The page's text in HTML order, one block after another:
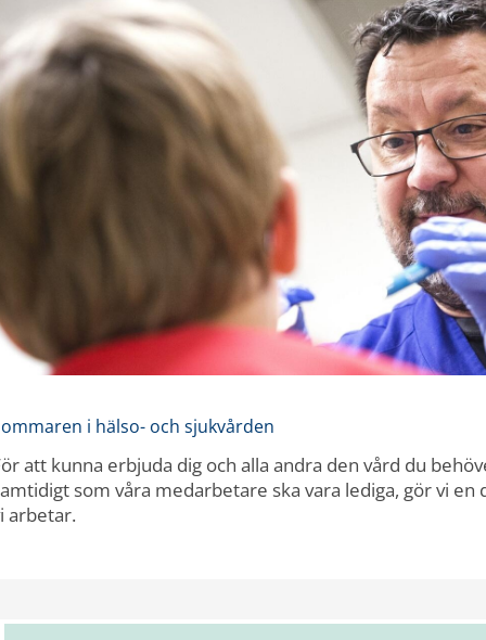
i hälso- och sjukvården
att kunna erbjuda dig och alla andra den vård du
som våra medarbetare ska vara lediga, gör vi
arbetar.